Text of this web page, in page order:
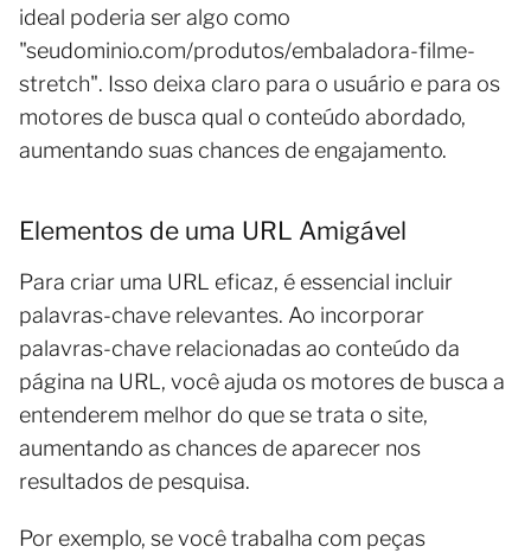
ideal poderia ser algo como
"seudominio.com/produtos/embaladora-filme-
stretch". Isso deixa claro para o usuário e para os
motores de busca qual o conteúdo abordado,
aumentando suas chances de engajamento.
Elementos de uma URL Amigável
Para criar uma URL eficaz, é essencial incluir
palavras-chave relevantes. Ao incorporar
palavras-chave relacionadas ao conteúdo da
página na URL, você ajuda os motores de busca a
entenderem melhor do que se trata o site,
aumentando as chances de aparecer nos
resultados de pesquisa.
Por exemplo, se você trabalha com peças